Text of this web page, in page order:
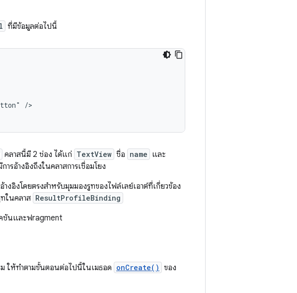
ที่มีข้อมูลต่อไปนี้
/>
คลาสนี้มี 2 ช่อง ได้แก่ TextView ชื่อ name และ
ารอ้างอิงถึงในคลาสการเชื่อมโยง
างอิงโดยตรงสำหรับมุมมองรูทของไฟล์เลย์เอาต์ที่เกี่ยวข้อง
ในคลาส ResultProfileBinding
คชันและฟragment
ให้ทําตามขั้นตอนต่อไปนี้ในเมธอด onCreate() ของ